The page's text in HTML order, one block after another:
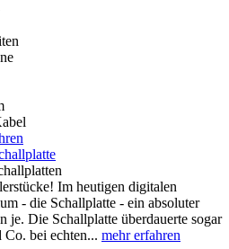
Im heutigen digitalen
- die Schallplatte - ein absoluter
je. Die Schallplatte überdauerte sogar
bei echten... mehr erfahren